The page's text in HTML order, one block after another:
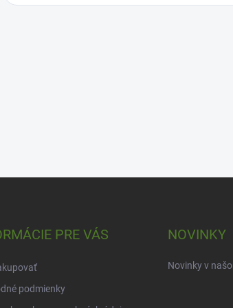
PRE VÁS
podmienky
NOVINKY
Novinky v